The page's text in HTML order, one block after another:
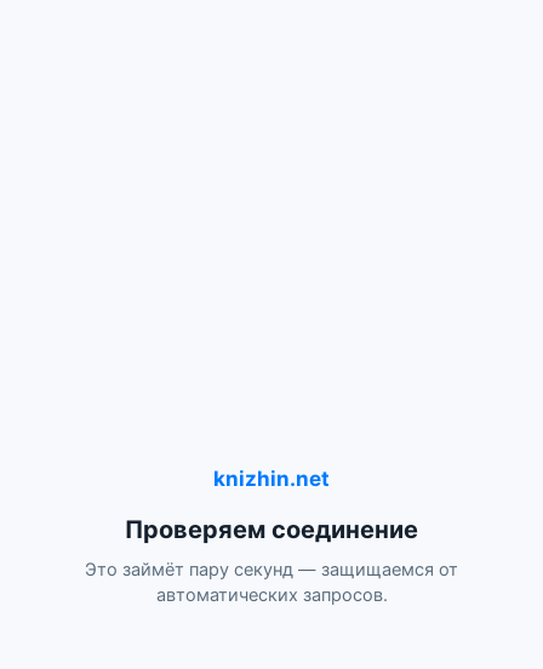
knizhin.net
Проверяем соединение
Это займёт пару секунд — защищаемся от
автоматических запросов.